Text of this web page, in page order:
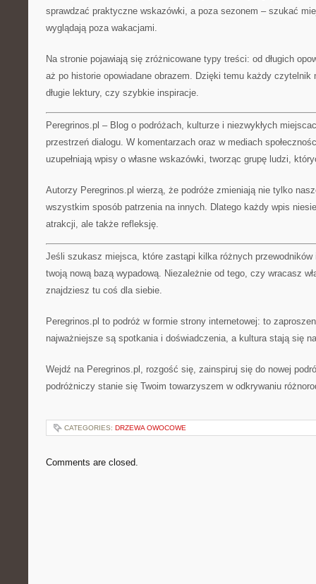
sprawdzać praktyczne wskazówki, a poza sezonem – szukać
wyglądają poza wakacjami.
Na stronie pojawiają się zróżnicowane typy treści: od długich
aż po historie opowiadane obrazem. Dzięki temu każdy
długie lektury, czy szybkie inspiracje.
Peregrinos.pl – Blog o podróżach, kulturze i niezwykłych
przestrzeń dialogu. W komentarzach oraz w mediach
uzupełniają wpisy o własne wskazówki, tworząc grupę ludzi,
Autorzy Peregrinos.pl wierzą, że podróże zmieniają nie tylko
wszystkim sposób patrzenia na innych. Dlatego każdy wpis
atrakcji, ale także refleksję.
Jeśli szukasz miejsca, które zastąpi kilka różnych przewodników
twoją nową bazą wypadową. Niezależnie od tego, czy wracasz
znajdziesz tu coś dla siebie.
Peregrinos.pl to podróż w formie strony internetowej: to
najważniejsze są spotkania i doświadczenia, a kultura stają się
Wejdź na Peregrinos.pl, rozgość się, zainspiruj się do nowej
podróżniczy stanie się Twoim towarzyszem w odkrywaniu
CATEGORIES: DRZEWA OWOCOWE
Comments are closed.